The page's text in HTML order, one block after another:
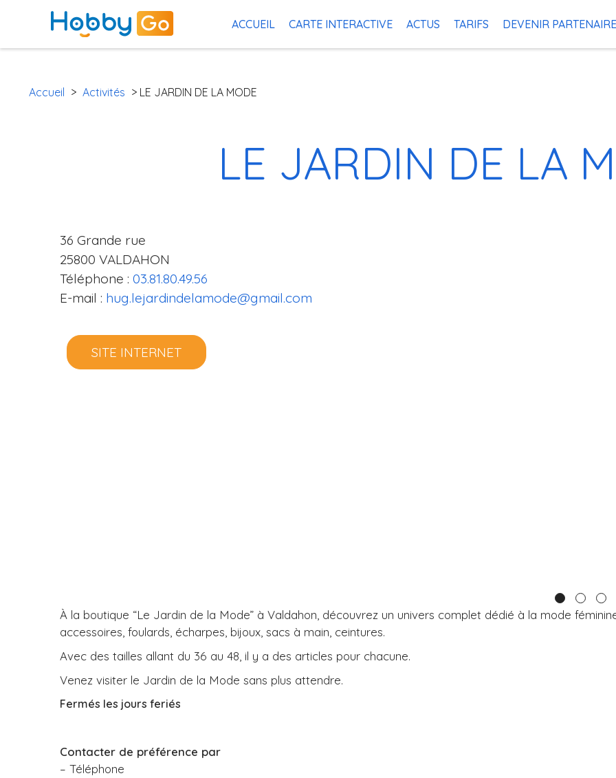
ACCUEIL CARTE INTERACTIVE ACTUS TARIFS DEVENIR PARTENAIRE
Accueil > Activités > LE JARDIN DE LA MODE
LE JARDIN DE LA
36 Grande rue
25800 VALDAHON
Téléphone : 03.81.80.49.56
E-mail : hug.lejardindelamode@gmail.com
SITE INTERNET
À la boutique “Le Jardin de la Mode” à Valdahon, découvrez un univers complet dédié à la mode
accessoires, foulards, écharpes, bijoux, sacs à main, ceintures.
Avec des tailles allant du 36 au 48, il y a des articles pour chacune.
Venez visiter le Jardin de la Mode sans plus attendre.
Fermés les jours feriés
Contacter de préférence par
– Téléphone